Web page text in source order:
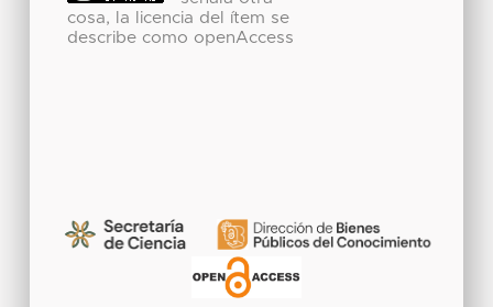
cosa, la licencia del ítem se
describe como openAccess